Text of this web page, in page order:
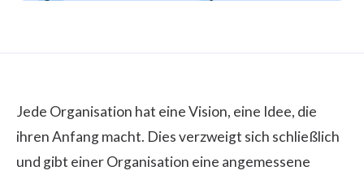
Jede Organisation hat eine Vision, eine Idee, die
ihren Anfang macht. Dies verzweigt sich schließlich
und gibt einer Organisation eine angemessene